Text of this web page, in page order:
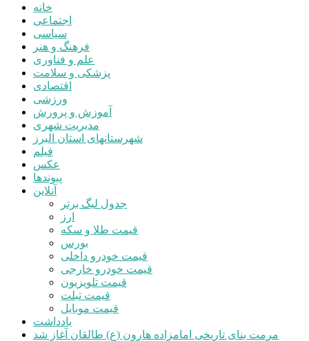
خانه
اجتماعی
سیاسی
فرهنگ و هنر
علم و فناوری
پزشکی و سلامت
اقتصادی
ورزشی
آموزش و پرورش
مدیریت شهری
شهرستانهای استان البرز
فیلم
عکس
پیوندها
آنلاین
جدول لیگ برتر
ارز
قیمت طلا و سکه
بورس
قیمت خودرو داخلی
قیمت خودرو خارجی
قیمت تلویزیون
قیمت تبلت
قیمت موبایل
یادداشت
مرمت بنای تاریخی امامزاده هارون (ع) طالقان آغاز شد